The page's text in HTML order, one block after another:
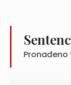
Pronađeno